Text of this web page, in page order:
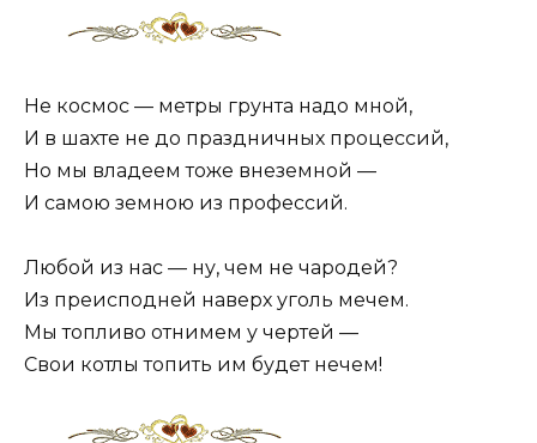
Не космос — метры грунта надо мной,
И в шахте не до праздничных процессий,
Но мы владеем тоже внеземной —
И самою земною из профессий.
Любой из нас — ну, чем не чародей?
Из преисподней наверх уголь мечем.
Мы топливо отнимем у чертей —
Свои котлы топить им будет нечем!